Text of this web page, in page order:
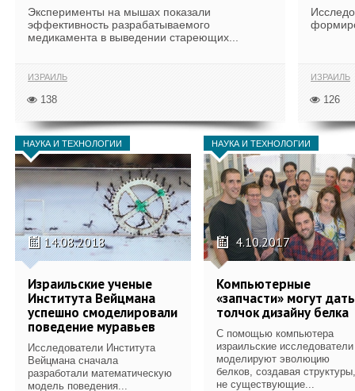
Эксперименты на мышах показали
эффективность разрабатываемого
медикамента в выведении стареющих...
ИЗРАИЛЬ
138
ИЗРАИЛЬ
126
НАУКА И ТЕХНОЛОГИИ
14.08.2018
Израильские ученые
Института Вейцмана
успешно смоделировали
поведение муравьев
Исследователи Института
Вейцмана сначала
разработали математическую
модель поведения...
НАУКА И ТЕХНОЛОГИИ
4.10.2017
Компьютерные
«запчасти» могут дать
толчок дизайну белка
С помощью компьютера
израильские исследователи
моделируют эволюцию
белков, создавая структуры,
не существующие...